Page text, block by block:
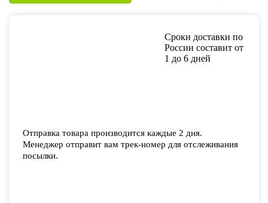
Сроки доставки по
России составит от
1 до 6 дней
Отправка товара производится каждые 2 дня.
Менеджер отправит вам трек-номер для отслеживания
посылки.